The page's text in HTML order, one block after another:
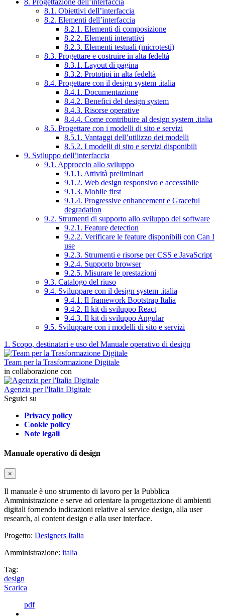
8.1. Obiettivi dell’interfaccia
8.2. Elementi dell’interfaccia
8.2.1. Elementi di composizione
8.2.2. Elementi interattivi
8.2.3. Elementi testuali (microtesti)
8.3. Progettare e costruire in alta fedeltà
8.3.1. Layout di pagina
8.3.2. Prototipi in alta fedeltà
8.4. Progettare con il design system .italia
8.4.1. Documentazione
8.4.2. Benefici del design system
8.4.3. Risorse operative
8.4.4. Come contribuire al design system .italia
8.5. Progettare con i modelli di sito e servizi
8.5.1. Vantaggi dell’utilizzo dei modelli
8.5.2. I modelli di sito e servizi disponibili
9. Sviluppo dell’interfaccia
9.1. Approccio allo sviluppo
9.1.1. Attività preliminari
9.1.2. Web design responsivo e accessibile
9.1.3. Mobile first
9.1.4. Progressive enhancement e Graceful
degradation
9.2. Strumenti di supporto allo sviluppo del software
9.2.1. Feature detection
9.2.2. Verificare le feature disponibili con Can I
use
9.2.3. Strumenti e risorse per CSS e JavaScript
9.2.4. Supporto browser
9.2.5. Misurare le prestazioni
9.3. Catalogo del riuso
9.4. Sviluppare con il design system .italia
9.4.1. Il framework Bootstrap Italia
9.4.2. Il kit di sviluppo React
9.4.3. Il kit di sviluppo Angular
9.5. Sviluppare con i modelli di sito e servizi
1. Scopo, destinatari e uso del Manuale operativo di design
Team per la Trasformazione Digitale
in collaborazione con
Agenzia per l'Italia Digitale
Seguici su
Privacy policy
Cookie policy
Note legali
Manuale operativo di design
×
Il manuale è uno strumento di lavoro per la Pubblica
Amministrazione e serve ad orientare la progettazione di ambienti
digitali fornendo indicazioni relative al service design, alla user
research, al content design e alla user interface.
Progetto: Designers Italia
Amministrazione: italia
Tag:
design
Scarica
pdf